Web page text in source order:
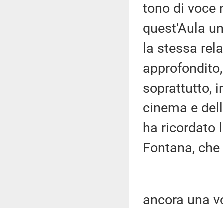
tono di voce
quest'Aula
la stessa
soprattutto,
cinema e
ha ricordato
Fontana,
ancora una